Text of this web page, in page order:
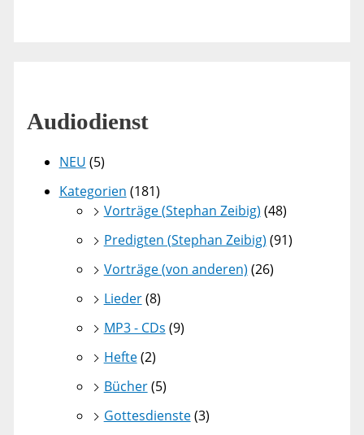
Audiodienst
NEU (5)
Kategorien (181)
Vorträge (Stephan Zeibig) (48)
Predigten (Stephan Zeibig) (91)
Vorträge (von anderen) (26)
Lieder(8)
MP3 - CDs (9)
Hefte(2)
Bücher(5)
Gottesdienste(3)